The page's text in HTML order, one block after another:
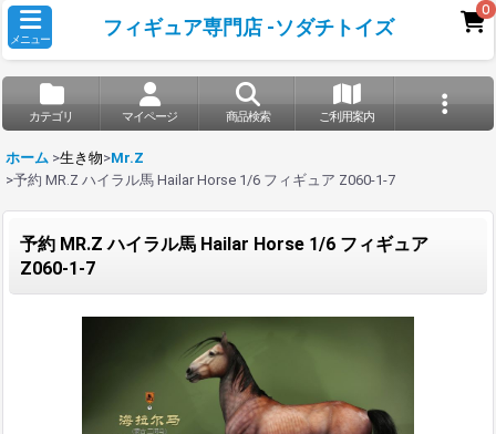
メニュー
フィギュア専門店 -ソダチトイズ
0
カテゴリ マイページ 商品検索 ご利用案内
ホーム >生き物>Mr.Z
>予約 MR.Z ハイラル馬 Hailar Horse 1/6 フィギュア Z060-1-7
予約 MR.Z ハイラル馬 Hailar Horse 1/6 フィギュア
Z060-1-7